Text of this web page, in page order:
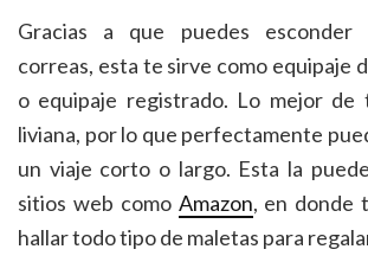
Gracias a que puedes esconder
correas, esta te sirve como equipaje
o equipaje registrado. Lo mejor de
liviana, por lo que perfectamente
un viaje corto o largo. Esta la
sitios web como Amazon, en donde
hallar todo tipo de maletas para